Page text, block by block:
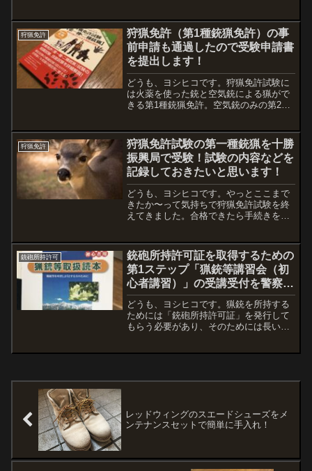
間外からお付き合いいただき、マンツー
マン指導で最初は座学スタ...
狩猟免許
狩猟免許（第1種銃猟免許）の事
前申請も通過したので受験申請書
を提出します！
どうも、ヨシヒコです。狩猟免許試験に
は火薬を使った銃と空気銃による猟がで
きる第1種銃猟免許。空気銃のみの第2種
す。申込者が多い近年のようで、事前に
申請して受験が可能...
狩猟免許
狩猟免許試験の第一種銃猟を十勝
振興局で受験！試験の内容などを
記録しておきたいと思います！
どうも、ヨシヒコです。やっとここまで
きたか〜って気持ちで狩猟免許試験を終
えてきました。合格できたら手続きをし
持って試験を受けられる方のために、少
しでも参考になるような内...
銃砲所持許可
銃砲所持許可証を取得するための
第1ステップ「猟銃等講習会（初
心者講習）」の受講受付を警察署
で済ませてきました！
どうも、ヨシヒコです。猟銃を所持する
ためには「銃砲所持許可証」を発行して
もらう必要があり、そのためには長い道
レッドウィングのスエードシューズをメ
ンテナンスセットで簡単に手入れ！